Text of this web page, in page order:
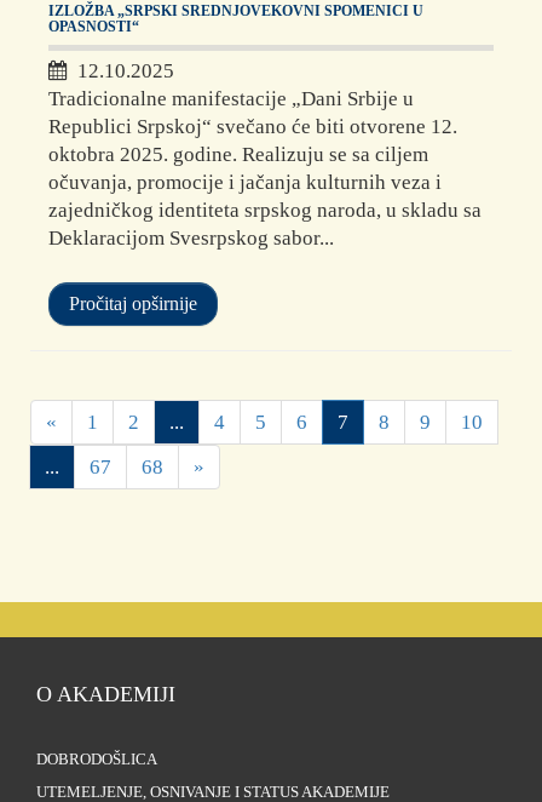
IZLOŽBA „SRPSKI SREDNJOVEKOVNI SPOMENICI U
OPASNOSTI“
12.10.2025
Tradicionalne manifestacije „Dani Srbije u
Republici Srpskoj“ svečano će biti otvorene 12.
oktobra 2025. godine. Realizuju se sa ciljem
očuvanja, promocije i jačanja kulturnih veza i
zajedničkog identiteta srpskog naroda, u skladu sa
Deklaracijom Svesrpskog sabor...
Pročitaj opširnije
« 1 2 ... 4 5 6 7 8 9
10
...
67 68 »
O AKADEMIJI
DOBRODOŠLICA
UTEMELJENJE, OSNIVANJE I STATUS AKADEMIJE